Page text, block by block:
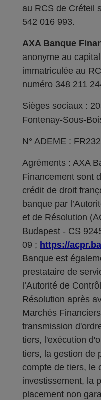
au RCS de Créteil
542 016 993.
AXA Banque
anonyme au
immatriculée au
numéro 348 211
Sièges sociaux :
Fontenay-Sous-
N° ADEME :
Agréments : AXA
Financement sont
crédit de droit
banque par
et de Résolution
Budapest - CS
09 ; https://
Banque est
prestataire de
l’Autorité de
Résolution après
Marchés
transmission
tiers, l'exécution
tiers, la gestion de
compte de tiers, le
investissement, la
placement non